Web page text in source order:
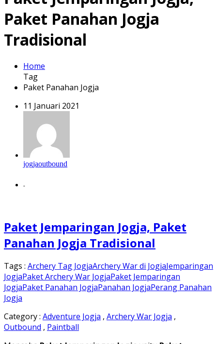
Paket Panahan Jogja
Tradisional
Home
Tag
Paket Panahan Jogja
11 Januari 2021
jogjaoutbound
-
Paket Jemparingan Jogja, Paket
Panahan Jogja Tradisional
Tags : Archery Tag JogjaArchery War di JogjaJemparingan
JogjaPaket Archery War JogjaPaket Jemparingan
JogjaPaket Panahan JogjaPanahan JogjaPerang Panahan
Jogja
Category : Adventure Jogja , Archery War Jogja ,
Outbound , Paintball